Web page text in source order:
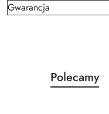
Gwarancja
Pomiń karuzelę
Produkty
o
Polecamy